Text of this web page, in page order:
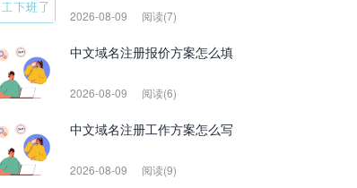
2026-08-09 阅读(7)
中文域名注册报价方案怎么填
2026-08-09 阅读(6)
中文域名注册工作方案怎么写
2026-08-09 阅读(9)